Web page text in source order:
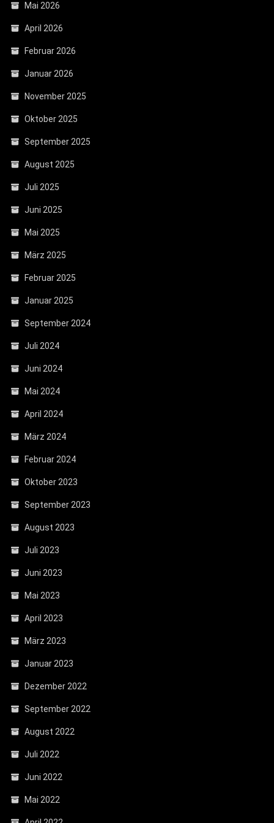
Mai 2026
April 2026
Februar 2026
Januar 2026
November 2025
Oktober 2025
September 2025
August 2025
Juli 2025
Juni 2025
Mai 2025
März 2025
Februar 2025
Januar 2025
September 2024
Juli 2024
Juni 2024
Mai 2024
April 2024
März 2024
Februar 2024
Oktober 2023
September 2023
August 2023
Juli 2023
Juni 2023
Mai 2023
April 2023
März 2023
Januar 2023
Dezember 2022
September 2022
August 2022
Juli 2022
Juni 2022
Mai 2022